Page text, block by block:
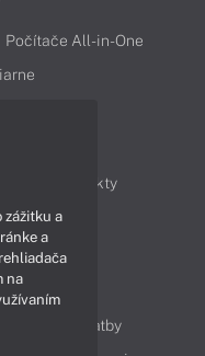
Počítače All-in-One
Produkty
a platby
zážitku a
a
na